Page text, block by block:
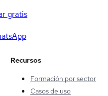
gratis
Recursos
Formación por sector
Casos de uso